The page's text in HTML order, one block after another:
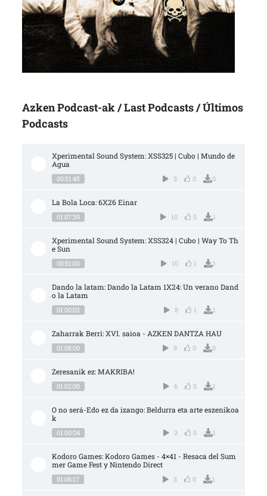
Azken Podcast-ak / Last Podcasts / Últimos
Podcasts
Xperimental Sound System: XSS325 | Cubo | Mundo de
Agua
00:51:45 3 0 0
La Bola Loca: 6X26 Einar
01:07:39 10 0 1
Xperimental Sound System: XSS324 | Cubo | Way To Th
e Sun
00:51:00 10 1 1
Dando la latam: Dando la Latam 1X24: Un verano Dand
o la Latam
01:00:02 8 1 1
Zaharrak Berri: XVI. saioa - AZKEN DANTZA HAU
01:08:00 9 0 0
Zeresanik ez: MAKRIBA!
01:02:00 6 0 1
O no será-Edo ez da izango: Beldurra eta arte eszenikoa
k
01:00:04 3 0 1
Kodoro Games: Kodoro Games - 4×41 - Resaca del Sum
mer Game Fest y Nintendo Direct
01:06:17 3 0 1